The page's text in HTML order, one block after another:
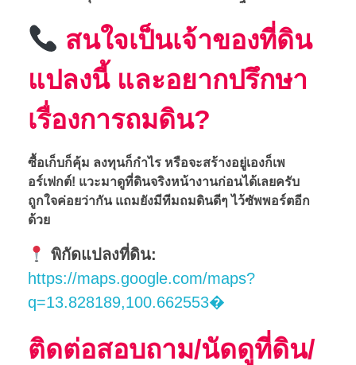
สนใจเป็นเจ้าของที่ดิน
แปลงนี้ และอยากปรึกษา
เรื่องการถมดิน?
ซื้อเก็บก็คุ้ม ลงทุนก็กำไร หรือจะสร้างอยู่เองก็เพ
อร์เฟกต์! แวะมาดูที่ดินจริงหน้างานก่อนได้เลยครับ
ถูกใจค่อยว่ากัน แถมยังมีทีมถมดินดีๆ ไว้ซัพพอร์ตอีก
ด้วย
พิกัดแปลงที่ดิน:
https://maps.google.com/maps?
q=13.828189,100.662553�
ติดต่อสอบถาม/นัดดูที่ดิน/